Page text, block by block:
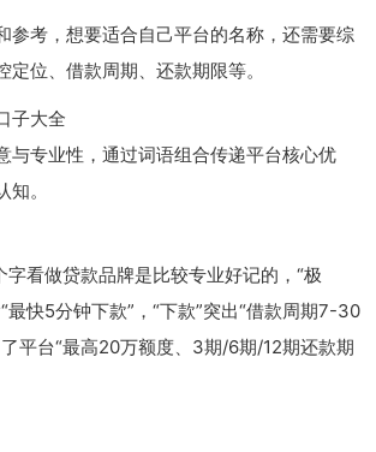
参考，想要适合自己平台的名称，还需要综
定位、借款周期、还款期限等。
子大全
与专业性，通过词语组合传递平台核心优
。
字看做贷款品牌是比较专业好记的，“极
最快5分钟下款”，“下款”突出“借款周期7-30
平台“最高20万额度、3期/6期/12期还款期